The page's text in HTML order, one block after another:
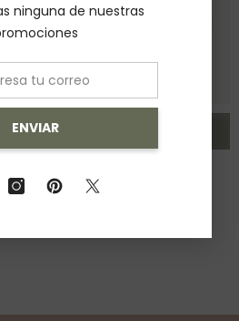
$ 9,280.00 MXN
ninguna de nuestras
ENVIAR